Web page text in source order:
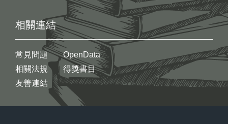
相關連結
常見問題
相關法規
友善連結
OpenData
得獎書目